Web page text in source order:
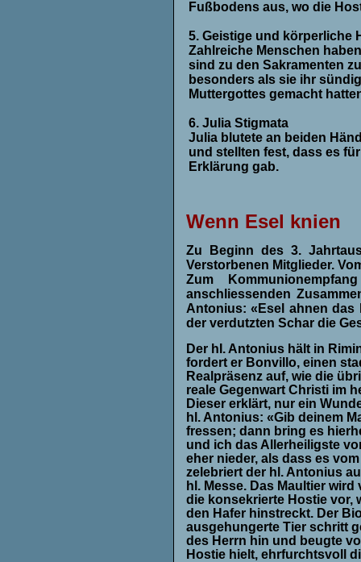
Fußbodens aus, wo die
5. Geistige und körperliche
Zahlreiche Menschen
sind zu den Sakramenten
besonders als sie ihr
Muttergottes gemacht
6. Julia Stigmata
Julia blutete an beiden
und stellten fest, dass es
Erklärung gab.
Wenn Esel knien
Zu Beginn des 3.
Verstorbenen Mitglieder.
Zum
anschliessenden
Antonius: «Esel ahnen das
der verdutzten Schar die
Der hI. Antonius hält in
fordert er Bonvillo, einen
Realpräsenz auf, wie die
reale Gegenwart Christi im
Dieser erklärt, nur ein
hl. Antonius: «Gib deinem
fressen; dann bring es
und ich das Allerheiligste
eher nieder, als dass es
zelebriert der hl. Antonius
hl. Messe. Das Maultier
die konsekrierte Hostie vor,
den Hafer hinstreckt. Der
ausgehungerte Tier schritt
des Herrn hin und beugte
Hostie hielt, ehrfurchtsvoll